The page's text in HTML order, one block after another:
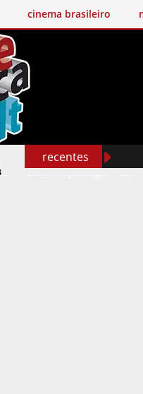
cinema brasileiro
recentes
Nenhuma postagem